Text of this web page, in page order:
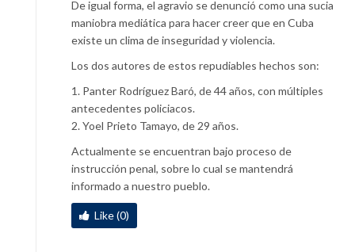
De igual forma, el agravio se denunció como una sucia
maniobra mediática para hacer creer que en Cuba
existe un clima de inseguridad y violencia.
Los dos autores de estos repudiables hechos son:
1. Panter Rodríguez Baró, de 44 años, con múltiples
antecedentes policiacos.
2. Yoel Prieto Tamayo, de 29 años.
Actualmente se encuentran bajo proceso de
instrucción penal, sobre lo cual se mantendrá
informado a nuestro pueblo.
Like (0)